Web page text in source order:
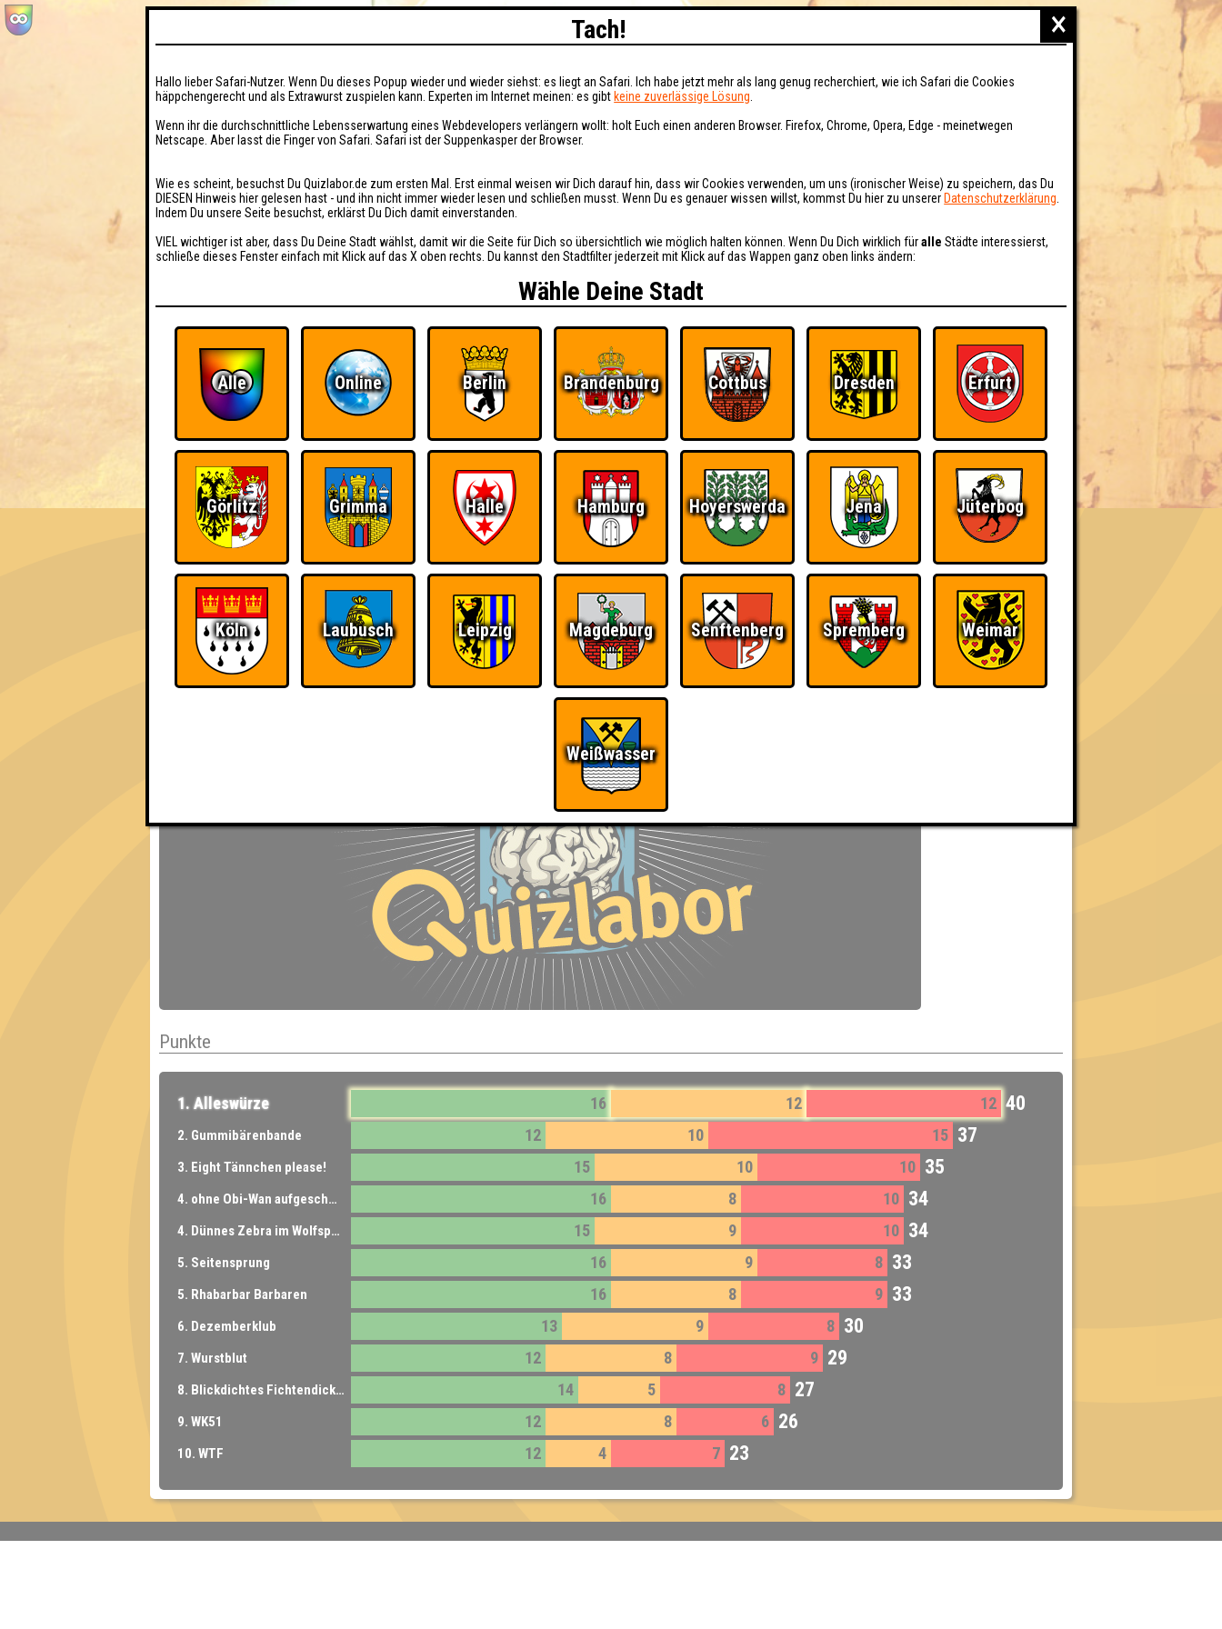
EVENTS HIGHSCORE RESERVIERUNG BUCHEN FAQ ÜBER UNS
Seitenquiz 125
"THANKS, OBAMA!" · 24.02.2015 · Scandale Le Locale Fatale
Punkte Angemeldete Teams
Punkte
1. Alleswürze 16 12 12 40
2. Gummibärenbande 12 10 15 37
3. Eight Tännchen please! 15 10 10 35
4. ohne Obi-Wan aufgeschmissen 16 8 10 34
4. Dünnes Zebra im Wolfspelz 15 9 10 34
5. Seitensprung 16 9 8 33
5. Rhabarbar Barbaren 16 8 9 33
6. Dezemberklub 13 9 8 30
7. Wurstblut 12 8 9 29
8. Blickdichtes Fichtendickicht 14 5 8 27
9. WK51 12 8 6 26
10. WTF 12 4 7 23
×
Tach!
Hallo lieber Safari-Nutzer. Wenn Du dieses Popup wieder und wieder siehst: es liegt an Safari. Ich habe jetzt mehr als lang genug recherchiert, wie ich Safari die Cookies
häppchengerecht und als Extrawurst zuspielen kann. Experten im Internet meinen: es gibt keine zuverlässige Lösung
Wenn ihr die durchschnittliche Lebensserwartung eines Webdevelopers verlängern wollt: holt Euch einen anderen Browser. Firefox, Chrome, Opera, Edge - meinetwegen
Netscape. Aber lasst die Finger von Safari. Safari ist der Suppenkasper der Browser.
Wie es scheint, besuchst Du Quizlabor.de zum ersten Mal. Erst einmal weisen wir Dich darauf hin, dass wir Cookies verwenden, um uns (ironischer Weise) zu speichern, das Du
DIESEN Hinweis hier gelesen hast - und ihn nicht immer wieder lesen und schließen musst. Wenn Du es genauer wissen willst, kommst Du hier zu unserer Datenschutzerklärung
Indem Du unsere Seite besuchst, erklärst Du Dich damit einverstanden.
VIEL wichtiger ist aber, dass Du Deine Stadt wählst, damit wir die Seite für Dich so übersichtlich wie möglich halten können. Wenn Du Dich wirklich füralle Städte interessierst,
schließe dieses Fenster einfach mit Klick auf das X oben rechts. Du kannst den Stadtfilter jederzeit mit Klick auf das Wappen ganz oben links ändern:
Wähle Deine Stadt
Alle Online Berlin Brandenburg Cottbus Dresden Erfurt
Görlitz Grimma Halle Hamburg Hoyerswerda Jena Jüterbog
Köln Laubusch Leipzig Magdeburg Senftenberg Spremberg Weimar
Weißwasser